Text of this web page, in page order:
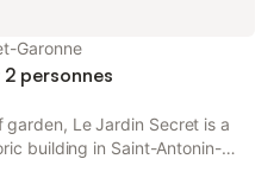
Garonne
personnes
Le Jardin Secret is a
building in Saint-Antonin-
Both free WiFi and parking